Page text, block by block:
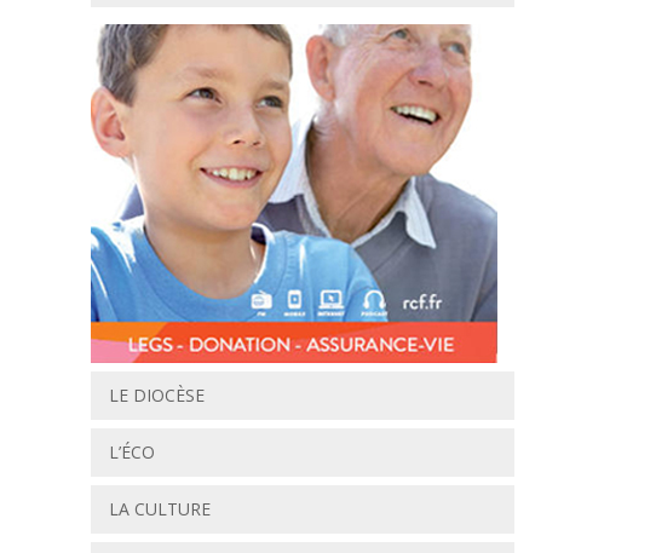
LE DIOCÈSE
L’ÉCO
LA CULTURE